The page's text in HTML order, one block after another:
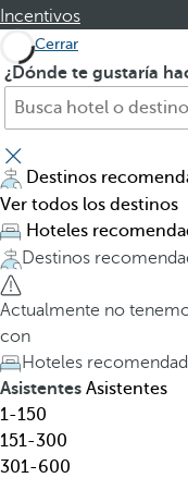
Incentivos
Cerrar
¿Dónde te gustaría
B
s
q
u
e
h
o
t
e
l
,
d
e
s
t
A
p
u
l
s
a
r
l
a
t
e
c
l
a
d
Destinos
Ver todos los destinos
Hoteles
Destinos
Actualmente no
con
Hoteles
Asistentes Asistentes
1-150
151-300
301-600